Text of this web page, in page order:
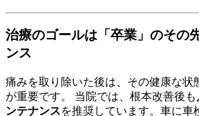
治療のゴールは「卒業」のその
ンス
痛みを取り除いた後は、その健康な状
が重要です。 当院では、根本改善後も
ンテナンスを推奨しています。車に車